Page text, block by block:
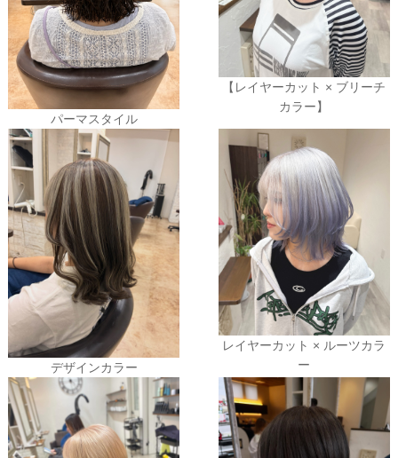
パーマスタイル
【レイヤーカット × ブリーチ
カラー】
デザインカラー
レイヤーカット × ルーツカラ
ー